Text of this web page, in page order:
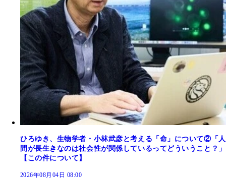
ひろゆき、生物学者・小林武彦と考える「命」について②「人
間が長生きなのは社会性が関係しているってどういうこと？」
【この件について】
2026年08月04日 08:00